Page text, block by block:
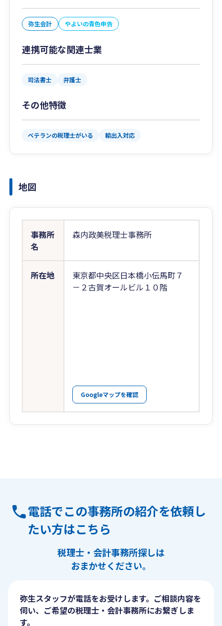
弥生会計 やよいの青色申告
連携可能な関連士業
司法書士 弁護士
その他特徴
ベテランの税理士がいる 輸出入対応
地図
事務所
名
森内政美税理士事務所
所在地
東京都中央区日本橋小伝馬町７
－２古賀オールビル１０階
Googleマップを確認
電話でこの事務所の紹介を依頼し
たい方はこちら
税理士・会計事務所探しは
おまかせください。
弥生スタッフが電話をお受けします。ご相談内容を
伺い、ご希望の税理士・会計事務所にお繋ぎしま
す。